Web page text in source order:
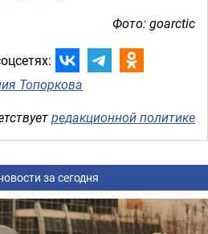
Фото: goarctic
Топоркова
редакционной политике
за сегодня